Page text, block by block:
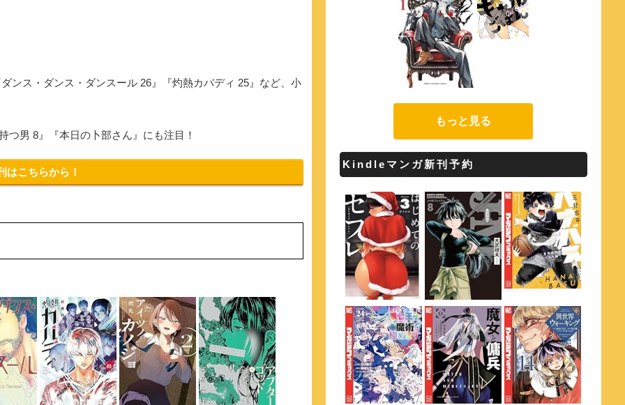
ンス・ダンス・ダンスール 26』『灼熱カバディ 25』など、小
つ男 8』『本日の卜部さん』にも注目！
はこちらから！
もっと見る
Kindleマンガ新刊予約